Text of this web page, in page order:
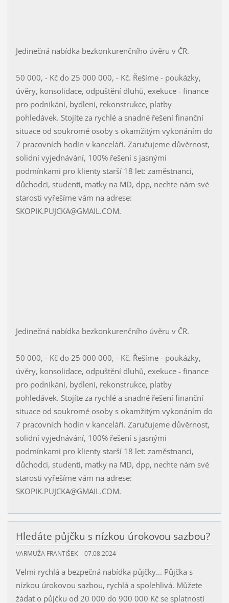
Jedinečná nabídka bezkonkurenčního úvěru v ČR.
50 000, - Kč do 25 000 000, - Kč. Řešíme - poukázky,
úvěry, konsolidace, odpuštění dluhů, exekuce - finance
pro podnikání, bydlení, rekonstrukce, platby
pohledávek. Stojíte za rychlé a snadné řešení finanční
situace od soukromé osoby s okamžitým vykonáním do
7 pracovních hodin v kanceláři. Zaručujeme důvěrnost,
solidní vyjednávání, 100% řešení s jasnými
podmínkami pro klienty starší 18 let: zaměstnanci,
důchodci, studenti, matky na MD, dpp, nechte nám své
starosti vyřešíme vám na adrese:
SKOPIK.PUJCKA@GMAIL.COM.
Jedinečná nabídka bezkonkurenčního úvěru v ČR.
50 000, - Kč do 25 000 000, - Kč. Řešíme - poukázky,
úvěry, konsolidace, odpuštění dluhů, exekuce - finance
pro podnikání, bydlení, rekonstrukce, platby
pohledávek. Stojíte za rychlé a snadné řešení finanční
situace od soukromé osoby s okamžitým vykonáním do
7 pracovních hodin v kanceláři. Zaručujeme důvěrnost,
solidní vyjednávání, 100% řešení s jasnými
podmínkami pro klienty starší 18 let: zaměstnanci,
důchodci, studenti, matky na MD, dpp, nechte nám své
starosti vyřešíme vám na adrese:
SKOPIK.PUJCKA@GMAIL.COM.
Hledáte půjčku s nízkou úrokovou sazbou?
VARMUŽA FRANTIŠEK 07.08.2024
Velmi rychlá a bezpečná nabídka půjčky... Půjčka s
nízkou úrokovou sazbou, rychlá a spolehlivá. Můžete
žádat o půjčku od 20 000 do 900 000 Kč se splatností